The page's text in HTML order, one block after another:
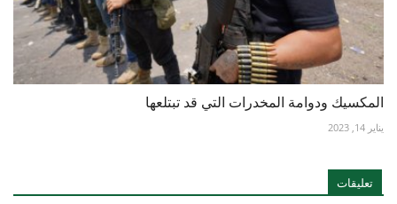
المكسيك ودوامة المخدرات التي قد تبتلعها
يناير 14, 2023
تعليقات